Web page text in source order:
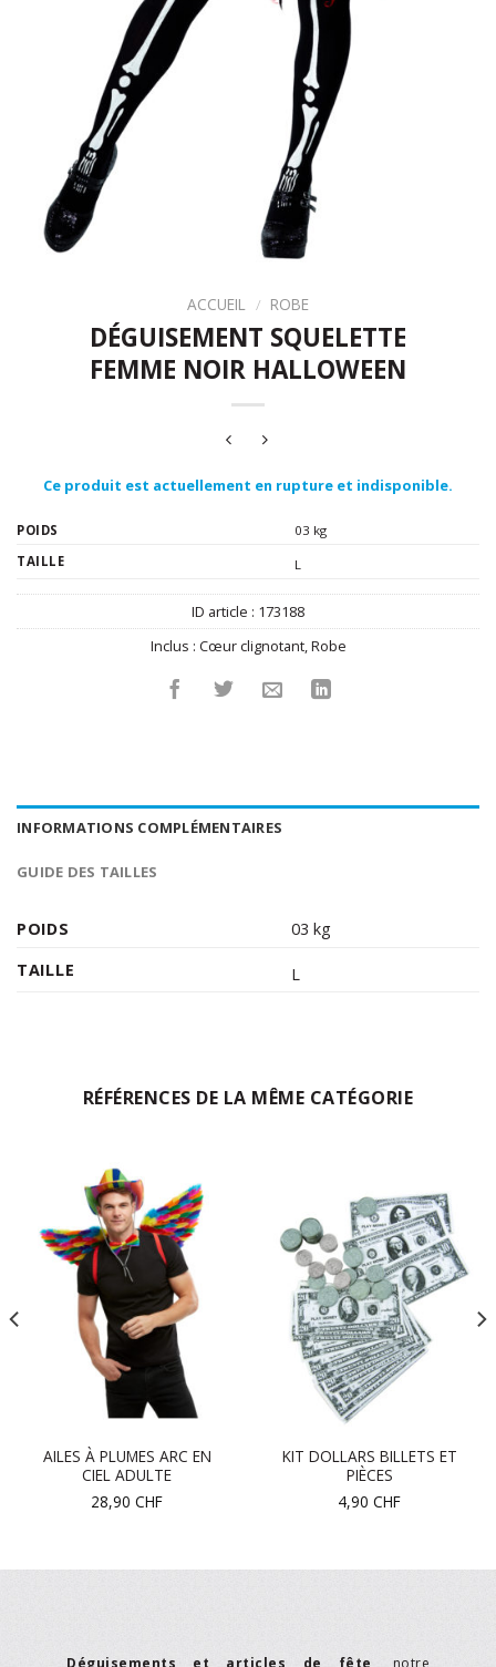
ACCUEIL / ROBE
DÉGUISEMENT SQUELETTE
FEMME NOIR HALLOWEEN
Ce produit est actuellement en rupture et indisponible.
POIDS
03 kg
TAILLE
L
ID article : 173188
Inclus : Cœur clignotant,Robe
INFORMATIONS COMPLÉMENTAIRES
GUIDE DES TAILLES
POIDS
03 kg
TAILLE
L
RÉFÉRENCES DE LA MÊME CATÉGORIE
AILES À PLUMES ARC EN
CIEL ADULTE
28,90 CHF
KIT DOLLARS BILLETS ET
PIÈCES
4,90 CHF